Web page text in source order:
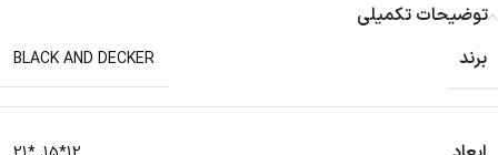
توضیحات تکمیلی
برند
BLACK AND DECKER